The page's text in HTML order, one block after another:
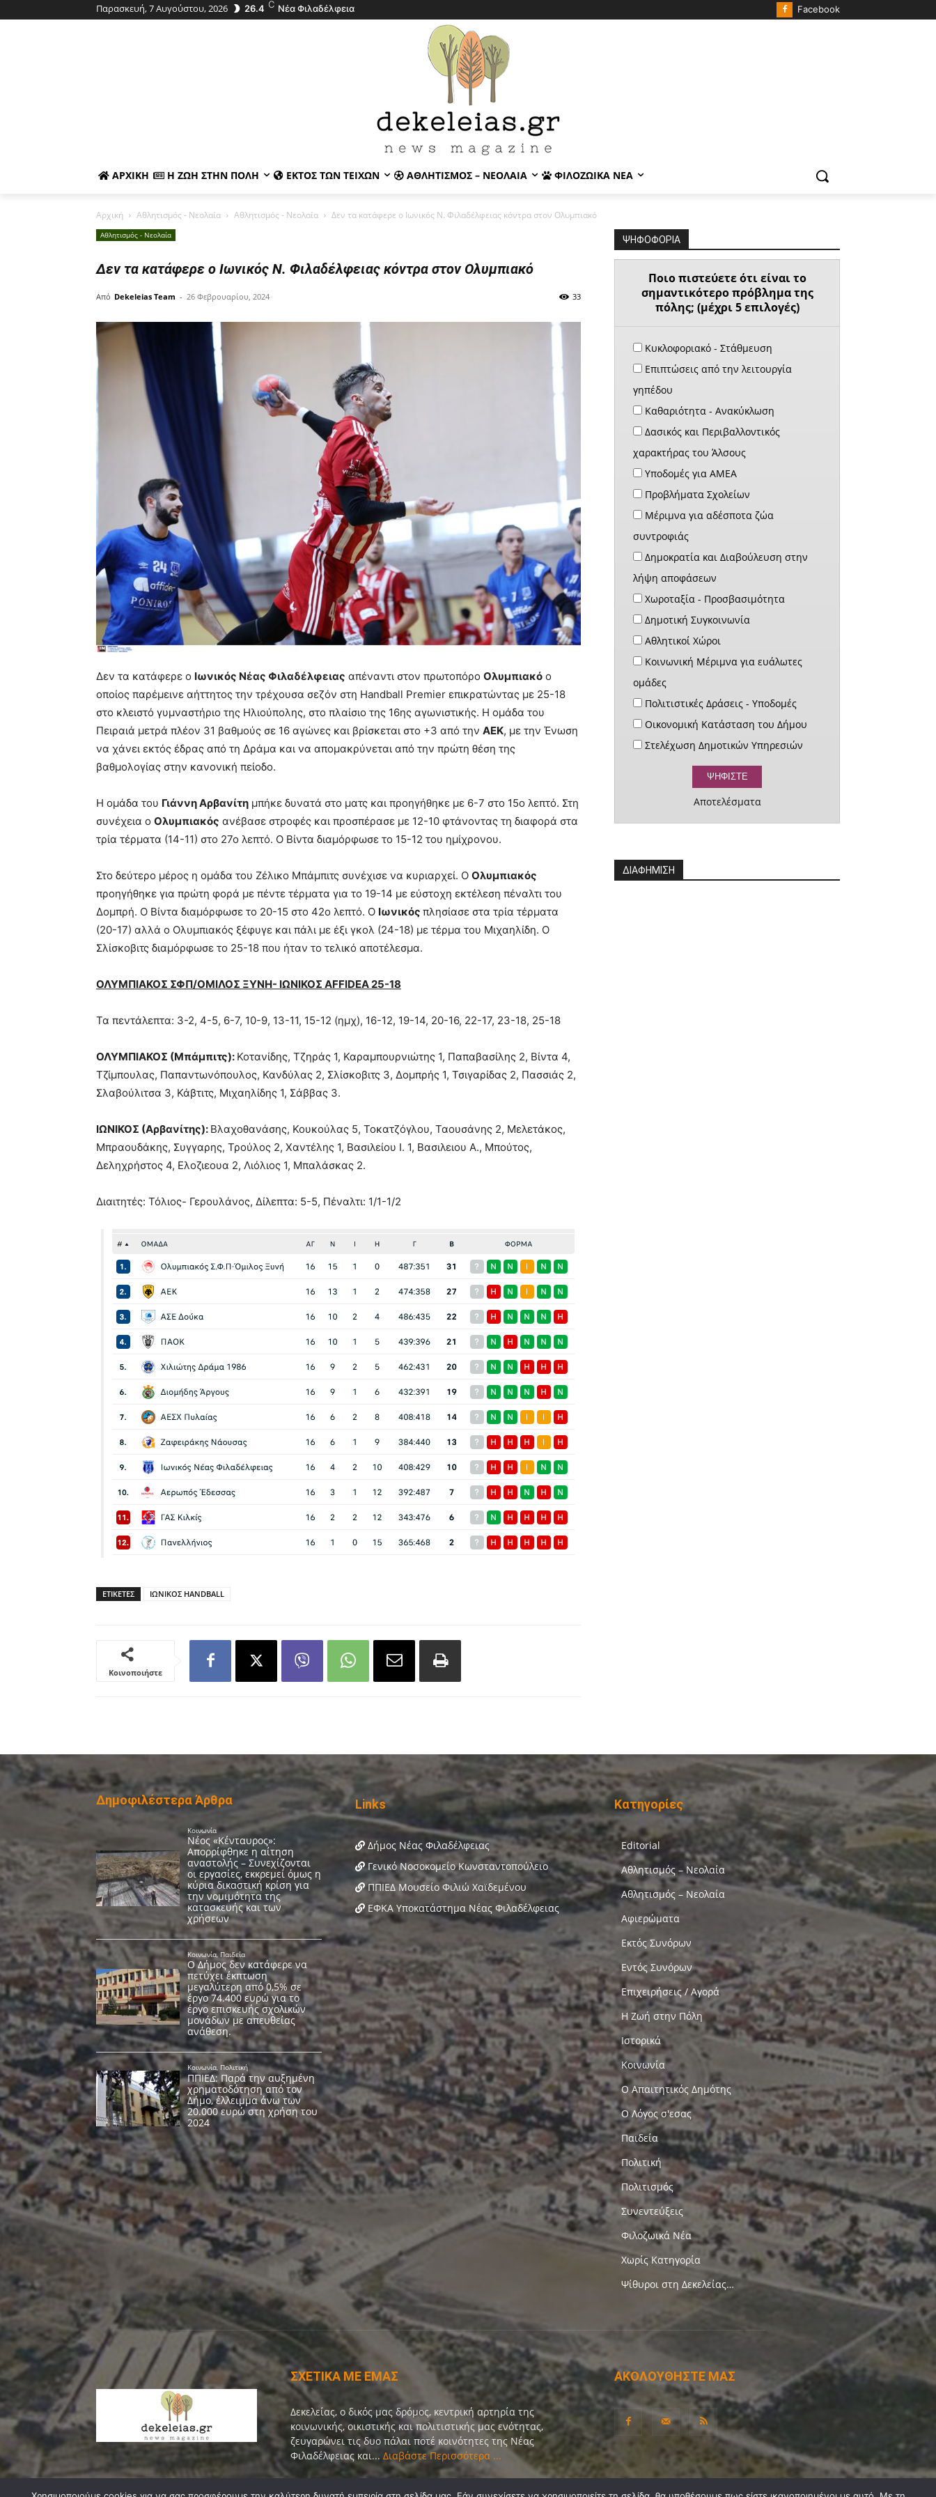
Παρασκευή, 7 Αυγούστου, 2026 26.4 C Νέα Φιλαδέλφεια Facebook
ΑΡΧΙΚΉ Η ΖΩΉ ΣΤΗΝ ΠΌΛΗ ΕΚΤΌΣ ΤΩΝ ΤΕΙΧΏΝ ΑΘΛΗΤΙΣΜΌΣ – ΝΕΟΛΑΊΑ ΦΙΛΟΖΩΙΚΆ ΝΈΑ
Αρχική Αθλητισμός - Νεολαία Αθλητισμός - Νεολαία Δεν τα κατάφερε ο Ιωνικός Ν. Φιλαδέλφειας κόντρα στον Ολυμπιακό
Αθλητισμός - Νεολαία
Δεν τα κατάφερε ο Ιωνικός Ν. Φιλαδέλφειας κόντρα στον Ολυμπιακό
Από Dekeleias Team - 26 Φεβρουαρίου, 2024 33
Δεν τα κατάφερε ο Ιωνικός Νέας Φιλαδέλφειας απέναντι στον πρωτοπόρο Ολυμπιακό ο
οποίος παρέμεινε αήττητος την τρέχουσα σεζόν στη Handball Premier επικρατώντας με 25-18
στο κλειστό γυμναστήριο της Ηλιούπολης, στο πλαίσιο της 16ης αγωνιστικής. Η ομάδα του
Πειραιά μετρά πλέον 31 βαθμούς σε 16 αγώνες και βρίσκεται στο +3 από την ΑΕΚ, με την Ένωση
να χάνει εκτός έδρας από τη Δράμα και να απομακρύνεται από την πρώτη θέση της
βαθμολογίας στην κανονική πείοδο.
Η ομάδα του Γιάννη Αρβανίτη μπήκε δυνατά στο ματς και προηγήθηκε με 6-7 στο 15ο λεπτό. Στη
συνέχεια ο Ολυμπιακός ανέβασε στροφές και προσπέρασε με 12-10 φτάνοντας τη διαφορά στα
τρία τέρματα (14-11) στο 27ο λεπτό. Ο Βίντα διαμόρφωσε το 15-12 του ημίχρονου.
Στο δεύτερο μέρος η ομάδα του Ζέλικο Μπάμπιτς συνέχισε να κυριαρχεί. Ο Ολυμπιακός
προηγήθηκε για πρώτη φορά με πέντε τέρματα για το 19-14 με εύστοχη εκτέλεση πέναλτι του
Δομπρή. Ο Βίντα διαμόρφωσε το 20-15 στο 42ο λεπτό. Ο Ιωνικός πλησίασε στα τρία τέρματα
(20-17) αλλά ο Ολυμπιακός ξέφυγε και πάλι με έξι γκολ (24-18) με τέρμα του Μιχαηλίδη. Ο
Σλίσκοβιτς διαμόρφωσε το 25-18 που ήταν το τελικό αποτέλεσμα.
ΟΛΥΜΠΙΑΚΟΣ ΣΦΠ/ΟΜΙΛΟΣ ΞΥΝΗ- ΙΩΝΙΚΟΣ AFFIDEA 25-18
Τα πεντάλεπτα: 3-2, 4-5, 6-7, 10-9, 13-11, 15-12 (ημχ), 16-12, 19-14, 20-16, 22-17, 23-18, 25-18
ΟΛΥΜΠΙΑΚΟΣ (Μπάμπιτς): Κοτανίδης, Τζηράς 1, Καραμπουρνιώτης 1, Παπαβασίλης 2, Βίντα 4,
Τζίμπουλας, Παπαντωνόπουλος, Κανδύλας 2, Σλίσκοβιτς 3, Δομπρής 1, Τσιγαρίδας 2, Πασσιάς 2,
Σλαβούλιτσα 3, Κάβτιτς, Μιχαηλίδης 1, Σάββας 3.
IΩΝΙΚΟΣ (Αρβανίτης): Βλαχοθανάσης, Κουκούλας 5, Τοκατζόγλου, Ταουσάνης 2, Μελετάκος,
Μπραουδάκης, Συγγαρης, Τρούλος 2, Χαντέλης 1, Βασιλείου Ι. 1, Βασιλειου Α., Μπούτος,
Δεληχρήστος 4, Ελοζιεουα 2, Λιόλιος 1, Μπαλάσκας 2.
Διαιτητές: Τόλιος- Γερουλάνος, Δίλεπτα: 5-5, Πέναλτι: 1/1-1/2
ΕΤΙΚΕΤΕΣ ΙΩΝΙΚΟΣ HANDBALL
Κοινοποιήστε
ΨΗΦΟΦΟΡΙΑ
Ποιο πιστεύετε ότι είναι το
σημαντικότερο πρόβλημα της
πόλης; (μέχρι 5 επιλογές)
Κυκλοφοριακό - Στάθμευση
Επιπτώσεις από την λειτουργία
γηπέδου
Καθαριότητα - Ανακύκλωση
Δασικός και Περιβαλλοντικός
χαρακτήρας του Άλσους
Υποδομές για ΑΜΕΑ
Προβλήματα Σχολείων
Μέριμνα για αδέσποτα ζώα
συντροφιάς
Δημοκρατία και Διαβούλευση στην
λήψη αποφάσεων
Χωροταξία - Προσβασιμότητα
Δημοτική Συγκοινωνία
Αθλητικοί Χώροι
Κοινωνική Μέριμνα για ευάλωτες
ομάδες
Πολιτιστικές Δράσεις - Υποδομές
Οικονομική Κατάσταση του Δήμου
Στελέχωση Δημοτικών Υπηρεσιών
Αποτελέσματα
ΔΙΑΦΗΜΙΣΗ
Δημοφιλέστερα Άρθρα Links
Δήμος Νέας Φιλαδέλφειας
Γενικό Νοσοκομείο Κωνσταντοπούλειο
ΠΠΙΕΔ Μουσείο Φιλιώ Χαϊδεμένου
ΕΦΚΑ Υποκατάστημα Νέας Φιλαδέλφειας
Κατηγορίες
Editorial
Αθλητισμός – Νεολαία
Αθλητισμός – Νεολαία
Αφιερώματα
Εκτός Συνόρων
Εντός Συνόρων
Επιχειρήσεις / Αγορά
Η Ζωή στην Πόλη
Ιστορικά
Κοινωνία
Ο Απαιτητικός Δημότης
Ο Λόγος σ'εσας
Παιδεία
Πολιτική
Πολιτισμός
Συνεντεύξεις
Φιλοζωικά Νέα
Χωρίς Κατηγορία
Ψίθυροι στη Δεκελείας…
ΣΧΕΤΙΚΑ ΜΕ ΕΜΑΣ
Δεκελείας, ο δικός μας δρόμος, κεντρική αρτηρία της
κοινωνικής, οικιστικής και πολιτιστικής μας ενότητας,
ζευγαρώνει τις δυο πάλαι ποτέ κοινότητες της Νέας
Φιλαδέλφειας και... Διαβάστε Περισσότερα ...
ΑΚΟΛΟΥΘΗΣΤΕ ΜΑΣ